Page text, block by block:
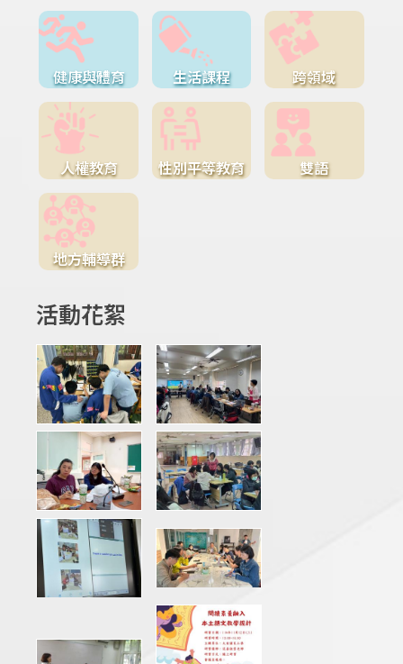
健康與體育 生活課程 跨領域
人權教育 性別平等教育 雙語
地方輔導群
活動花絮